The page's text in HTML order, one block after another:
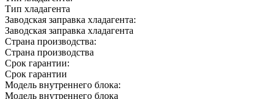
Тип хладагента
Заводская заправка хладагента:
Заводская заправка хладагента
Страна производства:
Страна производства
Срок гарантии:
Срок гарантии
Модель внутреннего блока:
Модель внутреннего блока